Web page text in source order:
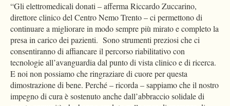
“Gli elettromedicali donati – afferma Riccardo Zuccarino,
direttore clinico del Centro Nemo Trento – ci permettono di
continuare a migliorare in modo sempre più mirato e completo la
presa in carico dei pazienti. Sono strumenti preziosi che ci
consentiranno di affiancare il percorso riabilitativo con
tecnologie all’avanguardia dal punto di vista clinico e di ricerca.
E noi non possiamo che ringraziare di cuore per questa
dimostrazione di bene. Perché – ricorda – sappiamo che il nostro
impegno di cura è sostenuto anche dall’abbraccio solidale di